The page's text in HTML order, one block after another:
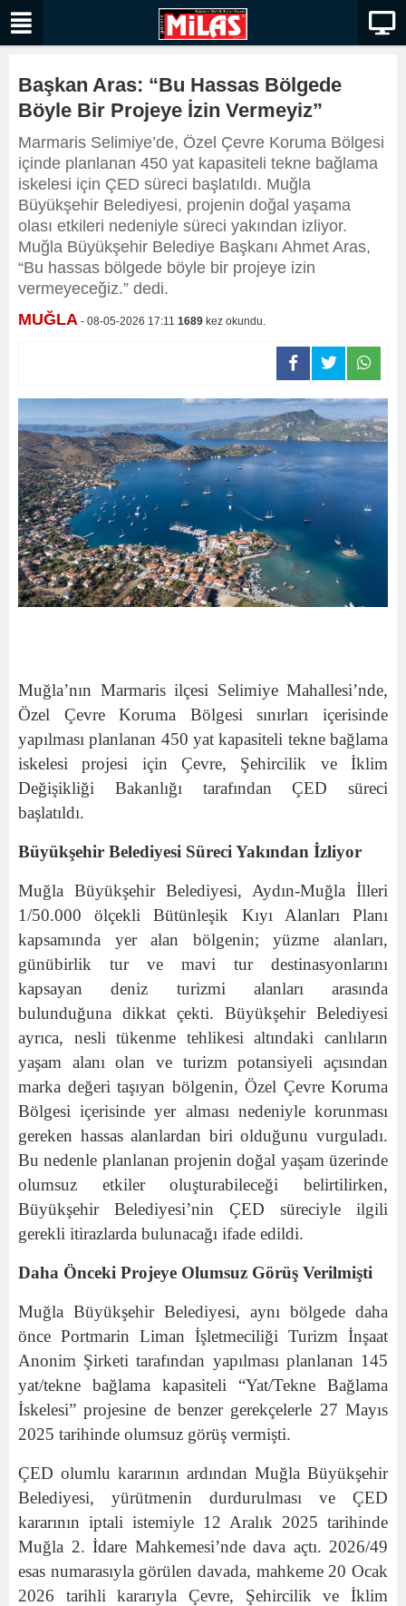
Başkan Aras: “Bu Hassas Bölgede
Böyle Bir Projeye İzin Vermeyiz”
Marmaris Selimiye’de, Özel Çevre Koruma Bölgesi
içinde planlanan 450 yat kapasiteli tekne bağlama
iskelesi için ÇED süreci başlatıldı. Muğla
Büyükşehir Belediyesi, projenin doğal yaşama
olası etkileri nedeniyle süreci yakından izliyor.
Muğla Büyükşehir Belediye Başkanı Ahmet Aras,
“Bu hassas bölgede böyle bir projeye izin
vermeyeceğiz.” dedi.
MUĞLA - 08-05-2026 17:11 1689 kez okundu.
Muğla’nın Marmaris ilçesi Selimiye Mahallesi’nde,
Özel Çevre Koruma Bölgesi sınırları içerisinde
yapılması planlanan 450 yat kapasiteli tekne bağlama
iskelesi projesi için Çevre, Şehircilik ve İklim
Değişikliği Bakanlığı tarafından ÇED süreci
başlatıldı.
Büyükşehir Belediyesi Süreci Yakından İzliyor
Muğla Büyükşehir Belediyesi, Aydın-Muğla İlleri
1/50.000 ölçekli Bütünleşik Kıyı Alanları Planı
kapsamında yer alan bölgenin; yüzme alanları,
günübirlik tur ve mavi tur destinasyonlarını
kapsayan deniz turizmi alanları arasında
bulunduğuna dikkat çekti. Büyükşehir Belediyesi
ayrıca, nesli tükenme tehlikesi altındaki canlıların
yaşam alanı olan ve turizm potansiyeli açısından
marka değeri taşıyan bölgenin, Özel Çevre Koruma
Bölgesi içerisinde yer alması nedeniyle korunması
gereken hassas alanlardan biri olduğunu vurguladı.
Bu nedenle planlanan projenin doğal yaşam üzerinde
olumsuz etkiler oluşturabileceği belirtilirken,
Büyükşehir Belediyesi’nin ÇED süreciyle ilgili
gerekli itirazlarda bulunacağı ifade edildi.
Daha Önceki Projeye Olumsuz Görüş Verilmişti
Muğla Büyükşehir Belediyesi, aynı bölgede daha
önce Portmarin Liman İşletmeciliği Turizm İnşaat
Anonim Şirketi tarafından yapılması planlanan 145
yat/tekne bağlama kapasiteli “Yat/Tekne Bağlama
İskelesi” projesine de benzer gerekçelerle 27 Mayıs
2025 tarihinde olumsuz görüş vermişti.
ÇED olumlu kararının ardından Muğla Büyükşehir
Belediyesi, yürütmenin durdurulması ve ÇED
kararının iptali istemiyle 12 Aralık 2025 tarihinde
Muğla 2. İdare Mahkemesi’nde dava açtı. 2026/49
esas numarasıyla görülen davada, mahkeme 20 Ocak
2026 tarihli kararıyla Çevre, Şehircilik ve İklim